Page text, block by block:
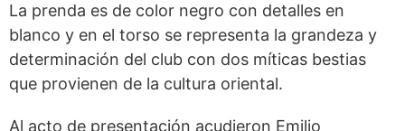
La prenda es de color negro con detalles en
blanco y en el torso se representa la grandeza y
determinación del club con dos míticas bestias
que provienen de la cultura oriental.
Al acto de presentación acudieron Emilio